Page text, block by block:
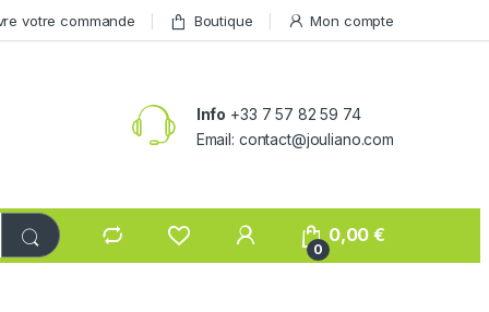
votre commande Boutique Mon compte
Info +33 7 57 82 59 74
Email: contact@jouliano.com
0
0,00€